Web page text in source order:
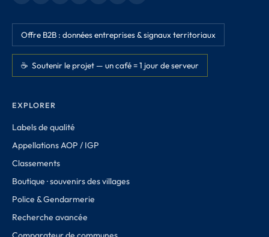
Offre B2B : données entreprises & signaux territoriaux
☕ Soutenir le projet — un café = 1 jour de serveur
EXPLORER
Labels de qualité
Appellations AOP / IGP
Classements
Boutique · souvenirs des villages
Police & Gendarmerie
Recherche avancée